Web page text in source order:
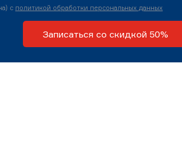
с политикой обработки персональных данных
Записаться со скидкой 50%